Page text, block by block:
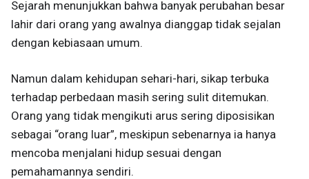
Sejarah menunjukkan bahwa banyak perubahan besar
lahir dari orang yang awalnya dianggap tidak sejalan
dengan kebiasaan umum.
Namun dalam kehidupan sehari-hari, sikap terbuka
terhadap perbedaan masih sering sulit ditemukan.
Orang yang tidak mengikuti arus sering diposisikan
sebagai “orang luar”, meskipun sebenarnya ia hanya
mencoba menjalani hidup sesuai dengan
pemahamannya sendiri.